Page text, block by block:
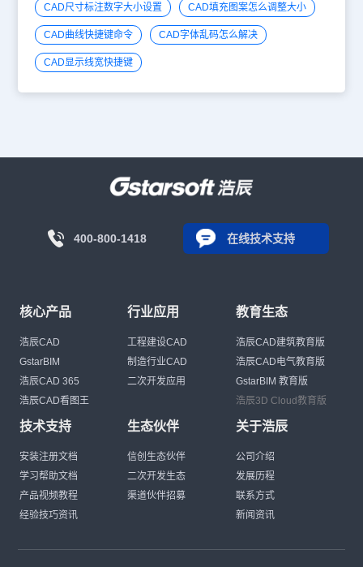
CAD尺寸标注数字大小设置 CAD填充图案怎么调整大小
CAD曲线快捷键命令 CAD字体乱码怎么解决
CAD显示线宽快捷键
400-800-1418 在线技术支持
核心产品
浩辰CAD
GstarBIM
浩辰CAD 365
浩辰CAD看图王
行业应用
工程建设CAD
制造行业CAD
二次开发应用
教育生态
浩辰CAD建筑教育版
浩辰CAD电气教育版
GstarBIM 教育版
浩辰3D Cloud教育版
技术支持
安装注册文档
学习帮助文档
产品视频教程
经验技巧资讯
生态伙伴
信创生态伙伴
二次开发生态
渠道伙伴招募
关于浩辰
公司介绍
发展历程
联系方式
新闻资讯